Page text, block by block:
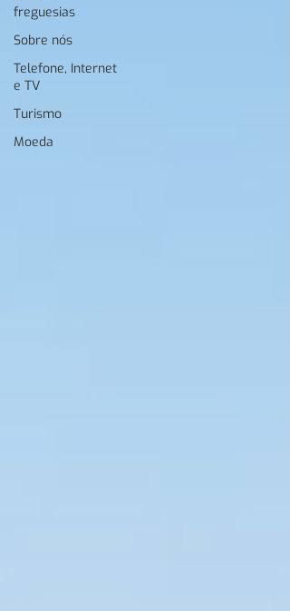
freguesias
Sobre nós
Telefone, Internet
e TV
Turismo
Moeda